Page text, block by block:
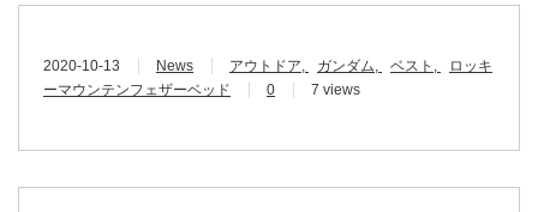
2020-10-13 News アウトドア ガンダム ベスト
ロッキ
ーマウンテンフェザーベッド
0 7 views